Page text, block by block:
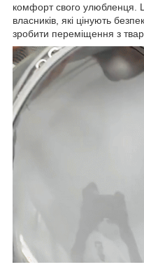
комфорт свого улюбленця.
власників, які цінують
зробити переміщення з